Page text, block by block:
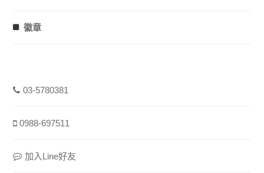
徽章
03-5780381
0988-697511
加入Line好友